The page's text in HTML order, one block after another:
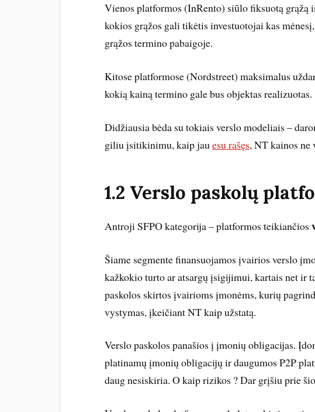
Vienos platformos (InRento) siūlo fiksuotą grąžą
kokios grąžos gali tikėtis investuotojai kas
grąžos termino pabaigoje.
Kitose platformose (Nordstreet) maksimalus
kokią kainą termino gale bus objektas realizuotas.
Didžiausia bėda su tokiais verslo modeliais –
giliu įsitikinimu, kaip jauesu rašęs, NT kainos ne
1.2 Verslo paskolų
Antroji SFPO kategorija – platformos teikiančios
Šiame segmente finansuojamos įvairios verslo
kažkokio turto ar atsargų įsigijimui, kartais net ir
paskolos skirtos įvairioms įmonėms, kurių
vystymas, įkeičiant NT kaip užstatą.
Verslo paskolos panašios į įmonių obligacijas.
platinamų įmonių obligacijų ir daugumos P2P
daug nesiskiria. O kaip rizikos ? Dar grįšiu prie